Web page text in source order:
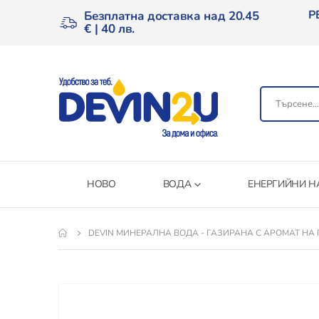
Безплатна доставка над 20.45
€ | 40 лв.
НОВО ВОДА ЕНЕРГИЙНИ
DEVIN МИНЕРАЛНА ВОДА - ГАЗИРАНА С АРОМАТ